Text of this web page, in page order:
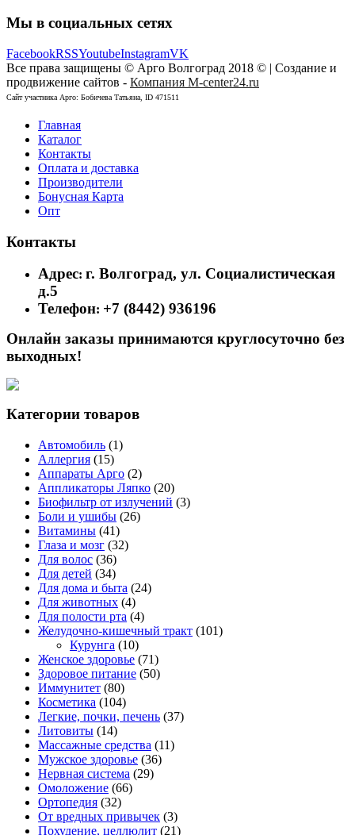
Мы в социальных сетях
FacebookRSSYoutubeInstagramVK
Все права защищены © Арго Волгоград 2018 © | Создание и
продвижение сайтов - Компания M-center24.ru
Сайт участника Арго: Бобичева Татьяна, ID 471511
Главная
Каталог
Контакты
Оплата и доставка
Производители
Бонусная Карта
Опт
Контакты
Адрес: г. Волгоград, ул. Социалистическая
д.5
Телефон: +7 (8442) 936196
Онлайн заказы принимаются круглосуточно без
выходных!
Категории товаров
Автомобиль (1)
Аллергия (15)
Аппараты Арго (2)
Аппликаторы Ляпко (20)
Биофильтр от излучений (3)
Боли и ушибы (26)
Витамины (41)
Глаза и мозг (32)
Для волос (36)
Для детей (34)
Для дома и быта (24)
Для животных (4)
Для полости рта (4)
Желудочно-кишечный тракт (101)
Курунга (10)
Женское здоровье (71)
Здоровое питание (50)
Иммунитет (80)
Косметика (104)
Легкие, почки, печень (37)
Литовиты (14)
Массажные средства (11)
Мужское здоровье (36)
Нервная система (29)
Омоложение (66)
Ортопедия (32)
От вредных привычек (3)
Похудение, целлюлит (21)